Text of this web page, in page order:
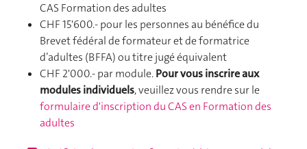
CAS Formation des adultes
CHF 15'600.- pour les personnes au bénéfice du
Brevet fédéral de formateur et de formatrice
d’adultes (BFFA) ou titre jugé équivalent
CHF 2'000.- par module.Pour vous inscrire aux
modules individuels, veuillez vous rendre sur le
formulaire d'inscription du CAS en Formation des
adultes